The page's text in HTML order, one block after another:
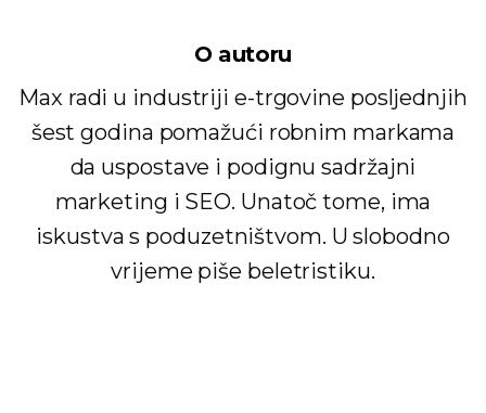
O autoru
Max radi u industriji e-trgovine posljednjih
šest godina pomažući robnim markama
da uspostave i podignu sadržajni
marketing i SEO. Unatoč tome, ima
iskustva s poduzetništvom. U slobodno
vrijeme piše beletristiku.